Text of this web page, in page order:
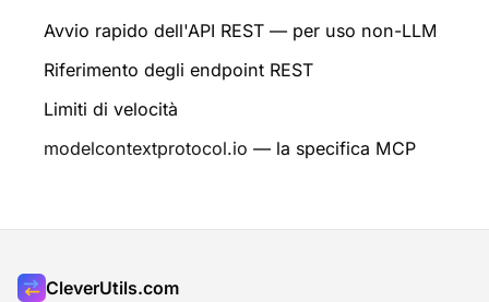
Avvio rapido dell'API REST — per uso non-LLM
Riferimento degli endpoint REST
Limiti di velocità
modelcontextprotocol.io — la specifica MCP
CleverUtils.com